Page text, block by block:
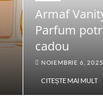
Armaf
Parfum
cadou
NOIEMBRIE 6, 2025
CITEȘTE MAI MULT